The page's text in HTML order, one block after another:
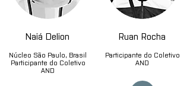
Naiá Delion
Núcleo São Paulo, Brasil
Participante do Coletivo
AND
Ruan Rocha
Participante do Coletivo
AND